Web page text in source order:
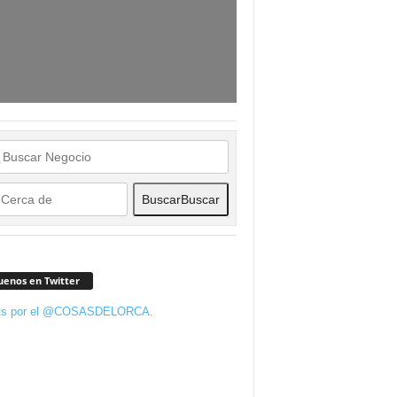
BuscarBuscar
en Twitter
por el @COSASDELORCA.